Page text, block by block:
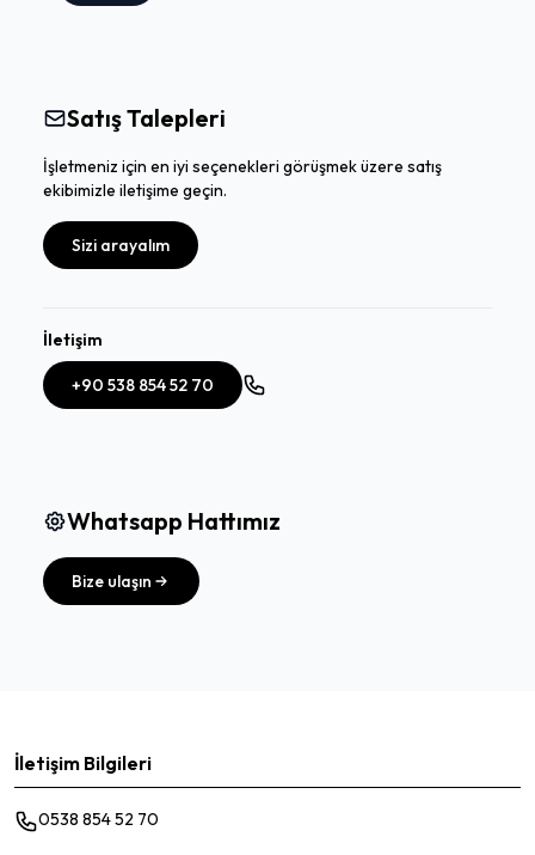
Satış Talepleri
İşletmeniz için en iyi seçenekleri görüşmek üzere satış
ekibimizle iletişime geçin.
Sizi arayalım
İletişim
+90 538 854 52 70
Whatsapp Hattımız
Bize ulaşın
İletişim Bilgileri
0538 854 52 70